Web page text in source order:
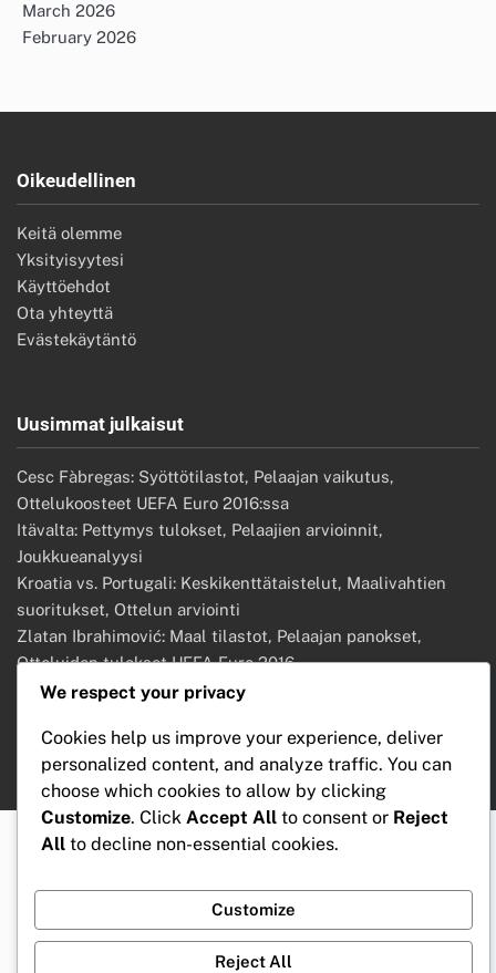
March 2026
February 2026
Oikeudellinen
Keitä olemme
Yksityisyytesi
Käyttöehdot
Ota yhteyttä
Evästekäytäntö
Uusimmat julkaisut
Cesc Fàbregas: Syöttötilastot, Pelaajan vaikutus,
Ottelukoosteet UEFA Euro 2016:ssa
Itävalta: Pettymys tulokset, Pelaajien arvioinnit,
Joukkueanalyysi
Kroatia vs. Portugali: Keskikenttätaistelut, Maalivahtien
suoritukset, Ottelun arviointi
Zlatan Ibrahimović: Maal tilastot, Pelaajan panokset,
Otteluiden tulokset UEFA Euro 2016
N’Golo Kanté: Puolustustilastot, Pelaajan panokset, Ottelun
We respect your privacy
Cookies help us improve your experience, deliver
personalized content, and analyze traffic. You can
choose which cookies to allow by clicking
Customize. Click Accept All to consent or Reject
All to decline non-essential cookies.
Customize
Reject All